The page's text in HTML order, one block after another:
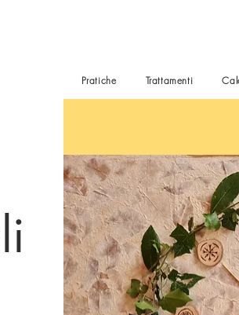
Pratiche Trattamenti